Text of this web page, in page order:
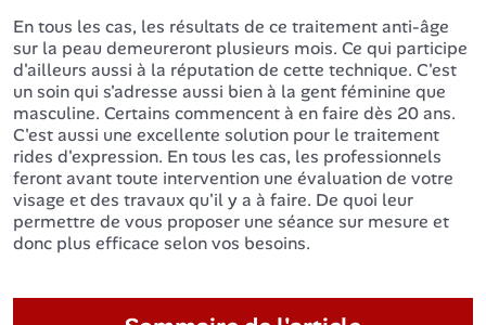
En tous les cas, les résultats de ce traitement anti-âge
sur la peau demeureront plusieurs mois. Ce qui participe
d'ailleurs aussi à la réputation de cette technique. C'est
un soin qui s'adresse aussi bien à la gent féminine que
masculine. Certains commencent à en faire dès 20 ans.
C'est aussi une excellente solution pour le traitement
rides d'expression. En tous les cas, les professionnels
feront avant toute intervention une évaluation de votre
visage et des travaux qu'il y a à faire. De quoi leur
permettre de vous proposer une séance sur mesure et
donc plus efficace selon vos besoins.